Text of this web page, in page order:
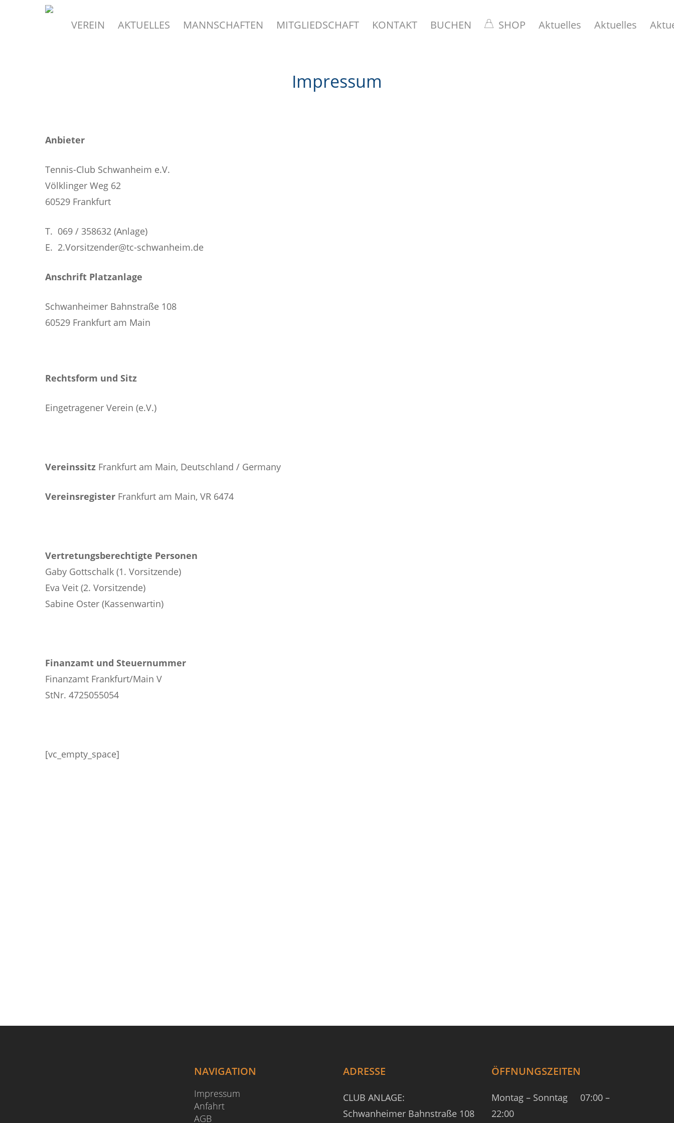
VEREIN AKTUELLES MANNSCHAFTEN MITGLIEDSCHAFT KONTAKT BUCHEN SHOP Aktuelles Aktuelles
Impressum
Anbieter
Tennis-Club Schwanheim e.V.
Völklinger Weg 62
60529 Frankfurt
T. 069 / 358632 (Anlage)
E. 2.Vorsitzender@tc-schwanheim.de
Anschrift Platzanlage
Schwanheimer Bahnstraße 108
60529 Frankfurt am Main
Rechtsform und Sitz
Eingetragener Verein (e.V.)
Vereinssitz Frankfurt am Main, Deutschland / Germany
Vereinsregister Frankfurt am Main, VR 6474
Vertretungsberechtigte Personen
Gaby Gottschalk (1. Vorsitzende)
Eva Veit (2. Vorsitzende)
Sabine Oster (Kassenwartin)
Finanzamt und Steuernummer
Finanzamt Frankfurt/Main V
StNr. 4725055054
[vc_empty_space]
NAVIGATION
Impressum
Anfahrt
AGB
ADRESSE
CLUB ANLAGE:
Schwanheimer Bahnstraße 108
ÖFFNUNGSZEITEN
Montag – Sonntag 07:00 –
22:00